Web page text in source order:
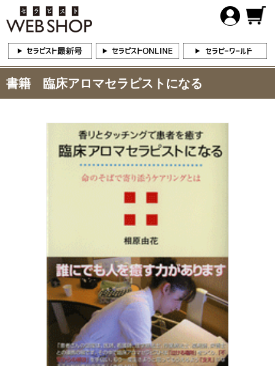
書籍 臨床アロマセラピストになる